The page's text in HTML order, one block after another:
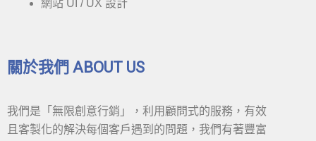
網站 UI / UX 設計
關於我們 ABOUT US
我們是「無限創意行銷」，利用顧問式的服務，有效
且客製化的解決每個客戶遇到的問題，我們有著豐富